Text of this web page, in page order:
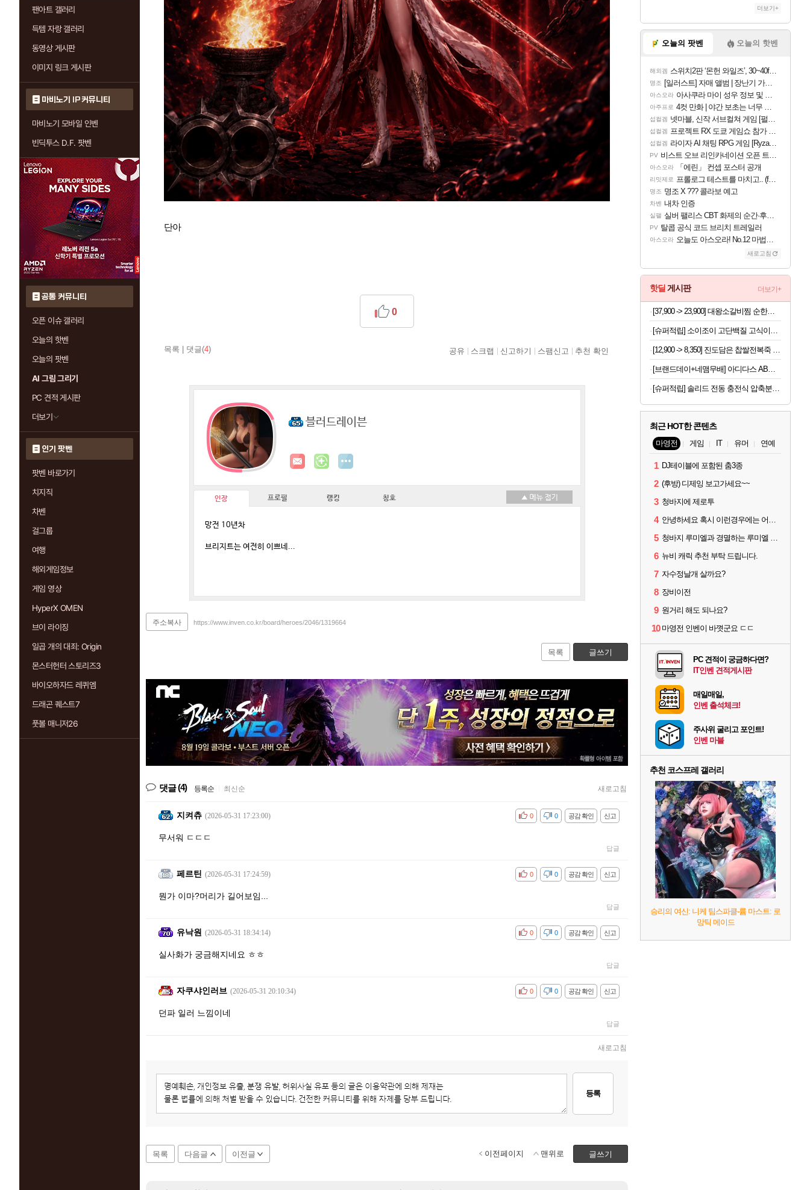
팬아트 갤러리
득템 자랑 갤러리
동영상 게시판
이미지 링크 게시판
마비노기 IP 커뮤니티
마비노기 모바일 인벤
빈딕투스 D.F. 팟벤
공통 커뮤니티
오픈 이슈 갤러리
오늘의 핫벤
오늘의 팟벤
AI 그림 그리기
PC 견적 게시판
더보기
인기 팟벤
팟벤 바로가기
치지직
차벤
걸그룹
여행
해외게임정보
게임 영상
HyperX OMEN
브이 라이징
일곱 개의 대죄: Origin
몬스터헌터 스토리즈3
바이오하자드 레퀴엠
드래곤 퀘스트7
풋볼 매니저26
단아
목록 댓글(4)
0
공유 스크랩 신고하기 스팸신고 추천 확인
블러드레이븐
인장 프로필 랭킹 칭호
망전 10년차
브리지트는 여전히 이쁘네...
주소복사 https://www.inven.co.kr/board/heroes/2046/1319664
목록 글쓰기
댓글(4) 등록순 최신순 새로고침
지켜츄 (2026-05-31 17:23:00) 신고
공감 확인
비공감 0
0
무서워 ㄷㄷㄷ
답글
페르틴 (2026-05-31 17:24:59) 신고
공감 확인
비공감 0
0
뭔가 이마?머리가 길어보임...
답글
유낙원 (2026-05-31 18:34:14) 신고
공감 확인
비공감 0
0
실사화가 궁금해지네요 ㅎㅎ
답글
자쿠샤인러브 (2026-05-31 20:10:34) 신고
공감 확인
비공감 0
0
던파 일러 느낌이네
답글
새로고침
등록
목록 다음글 이전글 글쓰기
이전페이지 맨위로
더보기+
오늘의 팟벤 오늘의 핫벤
해외겜 스위치2판 ‘몬헌 와일즈’, 30~40fps 목표 추정
명조 [일러스트] 자매 앨범 | 장난기 가득한 오후의 공원 (리메이크판)
아스오라 아사쿠라 마이 성우 정보 및 주요 필모
아주프로 4컷 만화 | 야간 보초는 너무 힘들어
섭컬겜 넷마블, 신작 서브컬쳐 게임 [펄 인 블루] 티저 사이트 오픈
섭컬겜 프로젝트 RX 도쿄 게임쇼 참가 결정
섭컬겜 라이자 AI 채팅 RPG 게임 [RyzaChat: AI] 공개
PV 비스트 오브 리인카네이션 오픈 트레일러
아스오라 「에린」 컨셉 포스터 공개
리밋제로 프롤로그 테스트를 마치고.. (feat. 리아)
명조 명조 X ??? 콜라보 예고
차벤 내차 인증
실팰 실버 팰리스 CBT 화제의 순간·후기 모음
PV 탈콥 공식 코드 브리치 트레일러
아스오라 오늘도 아스오라! No.12 마법사 클랜: 신주쿠구
새로고침
핫딜 게시판 더보기+
[37,900 -> 23,900] 대왕소갈비찜 순한맛 1.2kg
[슈퍼적립] 솔리드 전동 충전식 압축분무기 세차폼건 자동 농약 무선 충전 2L SOL-EP15
최근 HOT한 콘텐츠
마영전 게임 IT 유머 연예
1 DJ테이블에 포함된 춤3종
2 (후방) 디제잉 보고가세요~~
3 청바지에 제로투
4 안녕하세요 혹시 이런경우에는 어떻게 해야될까요?
5 청바지 루미엘과 경멸하는 루미엘 보고 가세요!
6 뉴비 캐릭 추천 부탁 드립니다.
7 자수정날개 살까요?
8 장비이전
9 원거리 해도 되나요?
10 마영전 인벤이 바꼇군요 ㄷㄷ
PC 견적이 궁금하다면?
IT인벤 견적게시판
매일매일,
인벤 출석체크!
주사위 굴리고 포인트!
인벤 마블
추천 코스프레 갤러리
승리의 여신: 니케 팀스파클-륨 마스트: 로
망틱 메이드